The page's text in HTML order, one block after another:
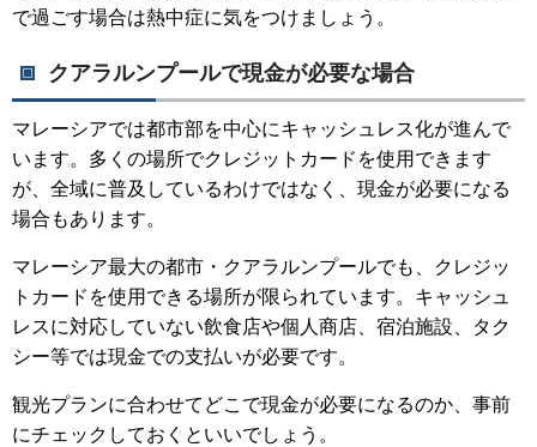
で過ごす場合は熱中症に気をつけましょう。
クアラルンプールで現金が必要な場合
マレーシアでは都市部を中心にキャッシュレス化が進んで
います。多くの場所でクレジットカードを使用できます
が、全域に普及しているわけではなく、現金が必要になる
場合もあります。
マレーシア最大の都市・クアラルンプールでも、クレジッ
トカードを使用できる場所が限られています。キャッシュ
レスに対応していない飲食店や個人商店、宿泊施設、タク
シー等では現金での支払いが必要です。
観光プランに合わせてどこで現金が必要になるのか、事前
にチェックしておくといいでしょう。